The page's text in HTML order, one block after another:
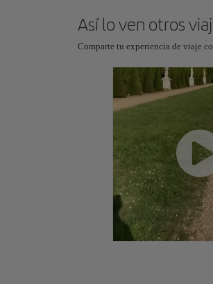
Así lo ven otros
Comparte tu experiencia de viaje